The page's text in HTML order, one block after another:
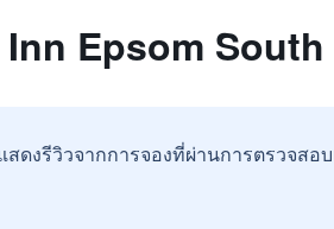
Epsom South
สดงรีวิวจากการจองที่ผ่านการตรวจส